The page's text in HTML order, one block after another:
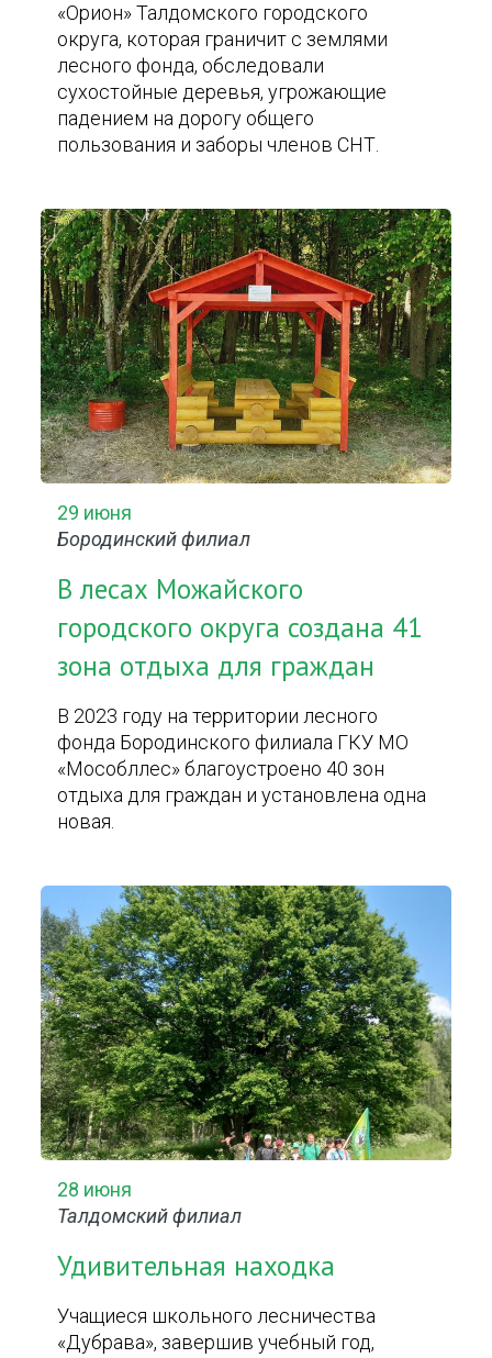
«Орион» Талдомского городского
округа, которая граничит с землями
лесного фонда, обследовали
сухостойные деревья, угрожающие
падением на дорогу общего
пользования и заборы членов СНТ.
29 июня
Бородинский филиал
В лесах Можайского
городского округа создана 41
зона отдыха для граждан
В 2023 году на территории лесного
фонда Бородинского филиала ГКУ МО
«Мособллес» благоустроено 40 зон
отдыха для граждан и установлена одна
новая.
28 июня
Талдомский филиал
Удивительная находка
Учащиеся школьного лесничества
«Дубрава», завершив учебный год,